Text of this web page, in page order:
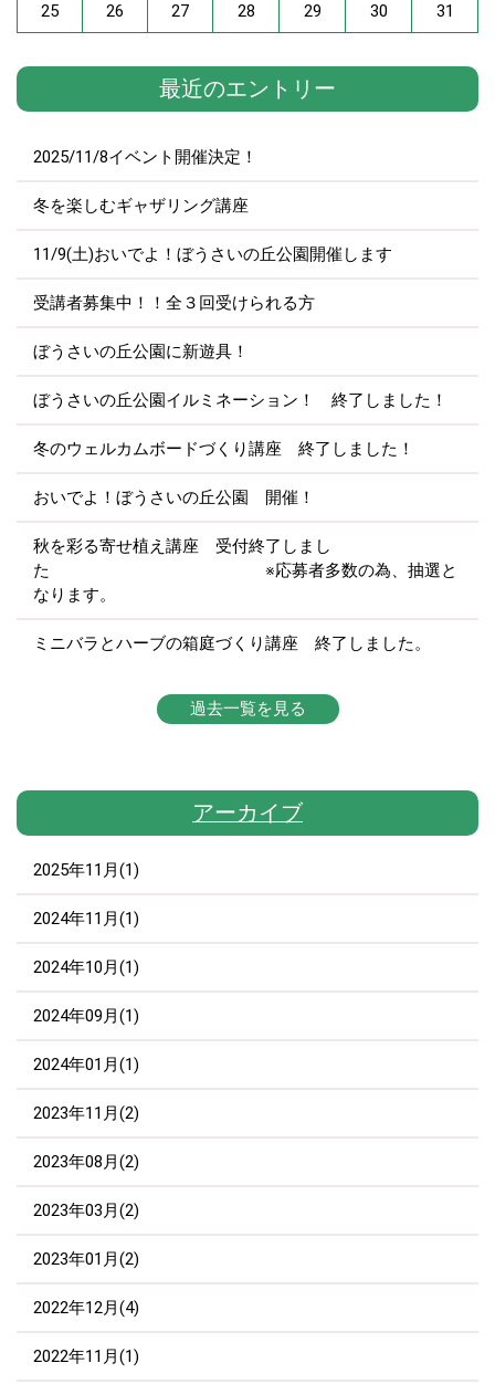
25 26 27 28 29 30 31
最近のエントリー
2025/11/8イベント開催決定！
冬を楽しむギャザリング講座
11/9(土)おいでよ！ぼうさいの丘公園開催します
受講者募集中！！全３回受けられる方
ぼうさいの丘公園に新遊具！
ぼうさいの丘公園イルミネーション！ 終了しました！
冬のウェルカムボードづくり講座 終了しました！
おいでよ！ぼうさいの丘公園 開催！
秋を彩る寄せ植え講座 受付終了しまし
た ※応募者多数の為、抽選と
なります。
ミニバラとハーブの箱庭づくり講座 終了しました。
過去一覧を見る
アーカイブ
2025年11月(1)
2024年11月(1)
2024年10月(1)
2024年09月(1)
2024年01月(1)
2023年11月(2)
2023年08月(2)
2023年03月(2)
2023年01月(2)
2022年12月(4)
2022年11月(1)